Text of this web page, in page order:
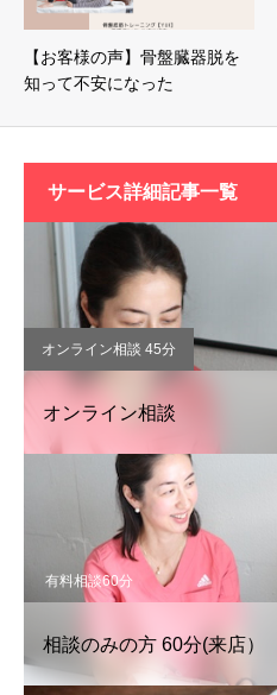
【お客様の声】骨盤臓器脱を
知って不安になった
サービス詳細記事一覧
オンライン相談 45分
オンライン相談
有料相談60分
相談のみの方 60分(来店）